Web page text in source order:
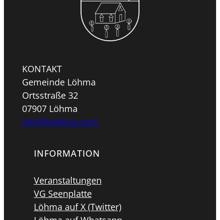
KONTAKT
Gemeinde Löhma
Ortsstraße 32
07907 Löhma
info@loehma.com
INFORMATION
Veranstaltungen
VG Seenplatte
Löhma auf X (Twitter)